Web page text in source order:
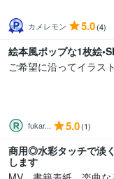
カメレモン 5.0(4)
絵本風ポップな1枚絵
ご希望に沿ってイラス
fukar... 5.0(1)
商用◎水彩タッチで淡
します